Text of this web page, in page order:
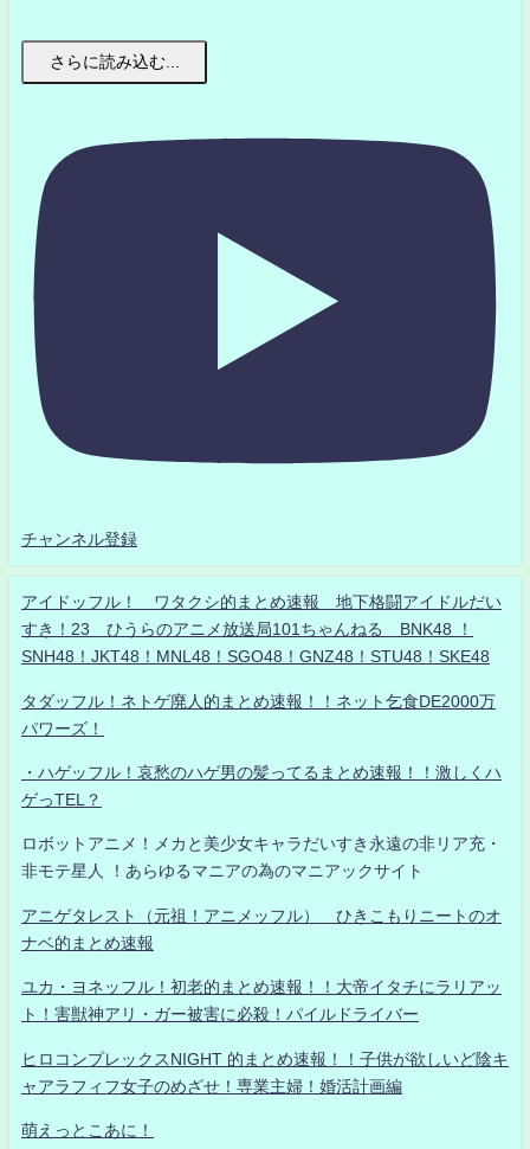
さらに読み込む...
チャンネル登録
アイドッフル！ ワタクシ的まとめ速報 地下格闘アイドルだい
すき！23 ひうらのアニメ放送局101ちゃんねる BNK48 ！
SNH48！JKT48！MNL48！SGO48！GNZ48！STU48！SKE48
タダッフル！ネトゲ廃人的まとめ速報！！ネット乞食DE2000万
パワーズ！
・ハゲッフル！哀愁のハゲ男の髪ってるまとめ速報！！激しくハ
ゲっTEL？
ロボットアニメ！メカと美少女キャラだいすき永遠の非リア充・
非モテ星人 ！あらゆるマニアの為のマニアックサイト
アニゲタレスト（元祖！アニメッフル） ひきこもりニートのオ
ナベ的まとめ速報
ユカ・ヨネッフル！初老的まとめ速報！！大帝イタチにラリアッ
ト！害獣神アリ・ガー被害に必殺！パイルドライバー
ヒロコンプレックスNIGHT 的まとめ速報！！子供が欲しいど陰キ
ャアラフィフ女子のめざせ！専業主婦！婚活計画編
萌えっとこあに！